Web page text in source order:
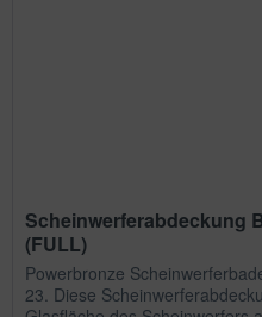
Scheinwerferabdeckung
(FULL)
Powerbronze
23. Diese